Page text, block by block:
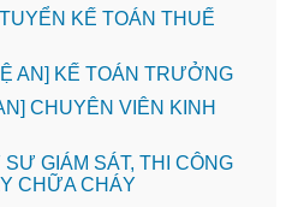
KẾ TOÁN THUẾ
AN] KẾ TOÁN TRƯỞNG
CHUYÊN VIÊN KINH
GIÁM SÁT, THI CÔNG
CHỮA CHÁY